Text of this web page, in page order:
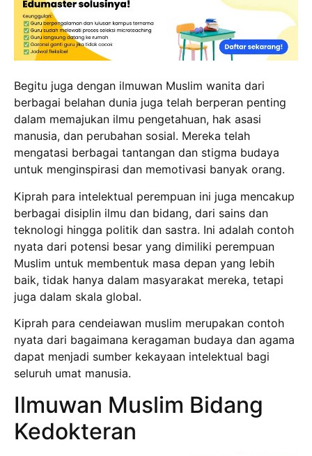
Begitu juga dengan ilmuwan Muslim wanita dari
berbagai belahan dunia juga telah berperan penting
dalam memajukan ilmu pengetahuan, hak asasi
manusia, dan perubahan sosial. Mereka telah
mengatasi berbagai tantangan dan stigma budaya
untuk menginspirasi dan memotivasi banyak orang.
Kiprah para intelektual perempuan ini juga mencakup
berbagai disiplin ilmu dan bidang, dari sains dan
teknologi hingga politik dan sastra. Ini adalah contoh
nyata dari potensi besar yang dimiliki perempuan
Muslim untuk membentuk masa depan yang lebih
baik, tidak hanya dalam masyarakat mereka, tetapi
juga dalam skala global.
Kiprah para cendeiawan muslim merupakan contoh
nyata dari bagaimana keragaman budaya dan agama
dapat menjadi sumber kekayaan intelektual bagi
seluruh umat manusia.
Ilmuwan Muslim Bidang
Kedokteran